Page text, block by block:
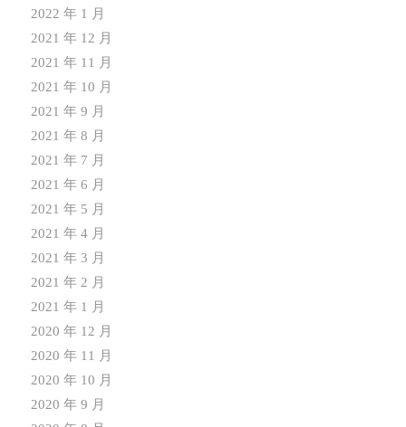
2022 年 1 月
2021 年 12 月
2021 年 11 月
2021 年 10 月
2021 年 9 月
2021 年 8 月
2021 年 7 月
2021 年 6 月
2021 年 5 月
2021 年 4 月
2021 年 3 月
2021 年 2 月
2021 年 1 月
2020 年 12 月
2020 年 11 月
2020 年 10 月
2020 年 9 月